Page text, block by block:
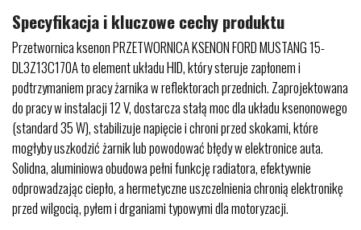
Specyfikacja i kluczowe cechy produktu
Przetwornica ksenon PRZETWORNICA KSENON FORD MUSTANG 15-
DL3Z13C170A to element układu HID, który steruje zapłonem i
podtrzymaniem pracy żarnika w reflektorach przednich. Zaprojektowana
do pracy w instalacji 12 V, dostarcza stałą moc dla układu ksenonowego
(standard 35 W), stabilizuje napięcie i chroni przed skokami, które
mogłyby uszkodzić żarnik lub powodować błędy w elektronice auta.
Solidna, aluminiowa obudowa pełni funkcję radiatora, efektywnie
odprowadzając ciepło, a hermetyczne uszczelnienia chronią elektronikę
przed wilgocią, pyłem i drganiami typowymi dla motoryzacji.